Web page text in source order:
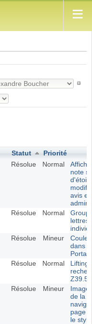
Statut Priorité
Résolue Normal
note
avis en
Résolue Normal
lettres
Résolue Mineur
dans
Portail
Résolue Normal
Lifting
Z39.50
Résolue Mineur
Image
de la
page
le